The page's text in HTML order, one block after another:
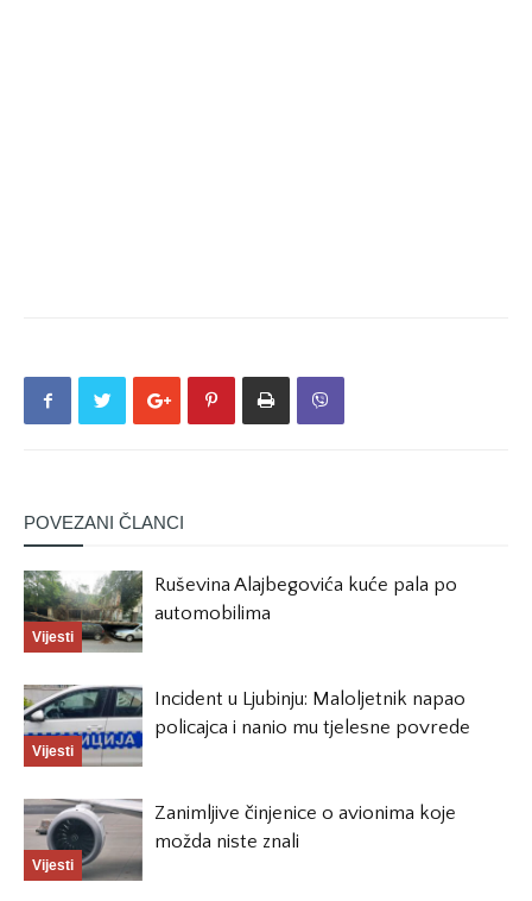
POVEZANI ČLANCI
Vijesti
Ruševina Alajbegovića kuće pala po
automobilima
Vijesti
Incident u Ljubinju: Maloljetnik napao
policajca i nanio mu tjelesne povrede
Vijesti
Zanimljive činjenice o avionima koje
možda niste znali